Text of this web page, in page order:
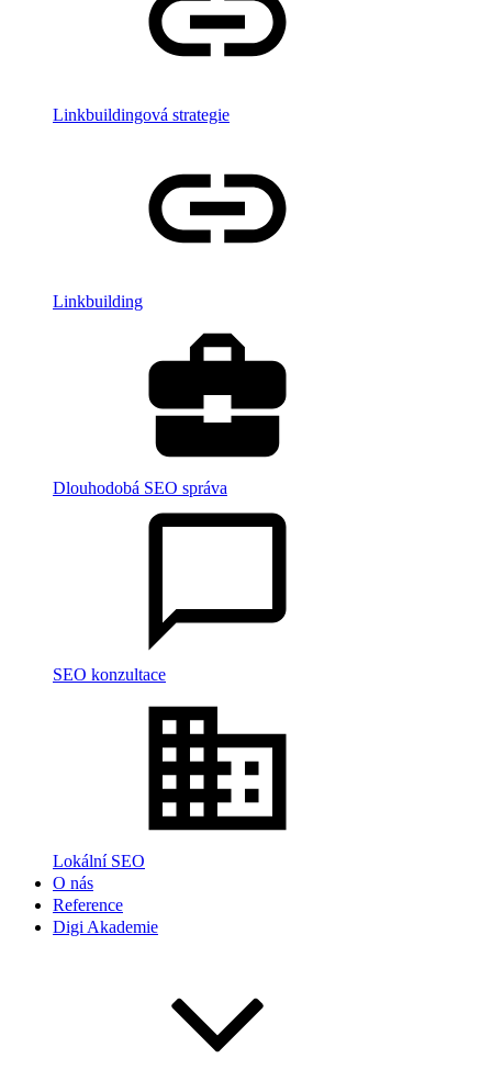
Linkbuildingová strategie
Linkbuilding
Dlouhodobá SEO správa
SEO konzultace
Lokální SEO
O nás
Reference
Digi Akademie